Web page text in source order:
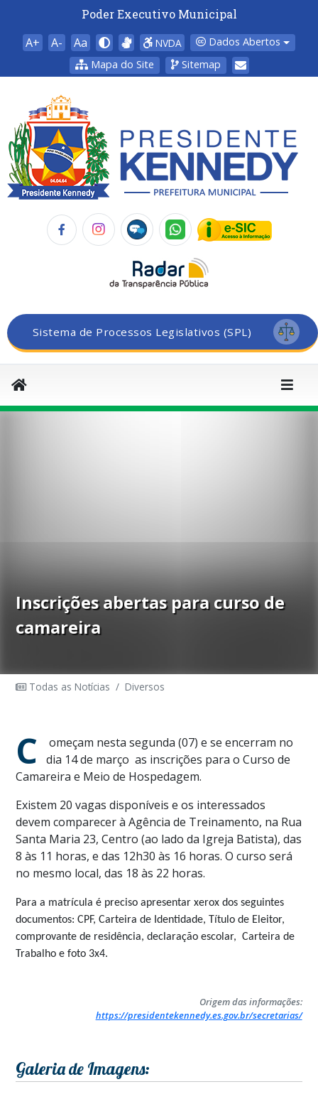
Poder Executivo Municipal
A+ A- Aa NVDA
Dados Abertos
Mapa do Site
Sitemap
Sistema de Processos Legislativos (SPL)
Inscrições abertas para curso de
camareira
Todas as Notícias / Diversos
C
omeçam nesta segunda (07) e se encerram no
dia 14 de março as inscrições para o Curso de
Camareira e Meio de Hospedagem.
Existem 20 vagas disponíveis e os interessados
devem comparecer à Agência de Treinamento, na Rua
Santa Maria 23, Centro (ao lado da Igreja Batista), das
8 às 11 horas, e das 12h30 às 16 horas. O curso será
no mesmo local, das 18 às 22 horas.
Para a matrícula é preciso apresentar xerox dos seguintes
documentos: CPF, Carteira de Identidade, Título de Eleitor,
comprovante de residência, declaração escolar, Carteira de
Trabalho e foto 3x4.
Origem das informações:
https://presidentekennedy.es.gov.br/secretarias/
Galeria de Imagens: